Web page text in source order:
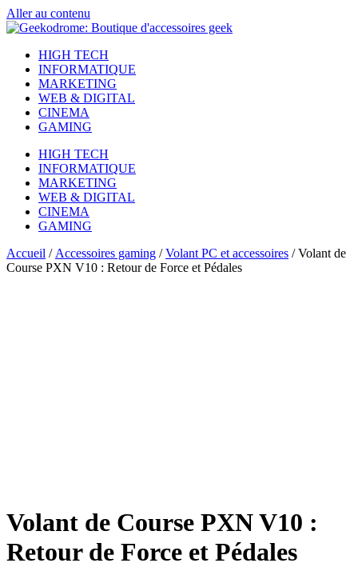
Aller au contenu
HIGH TECH
INFORMATIQUE
MARKETING
WEB & DIGITAL
CINEMA
GAMING
HIGH TECH
INFORMATIQUE
MARKETING
WEB & DIGITAL
CINEMA
GAMING
Accueil / Accessoires gaming /Volant PC et accessoires / Volant de
Course PXN V10 : Retour de Force et Pédales
Volant de Course PXN V10 :
Retour de Force et Pédales